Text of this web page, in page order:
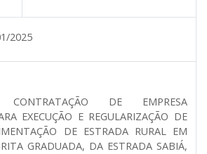
2025
DE EMPRESA
EXECUÇÃO E REGULARIZAÇÃO DE
DE ESTRADA RURAL EM
GRADUADA, DA ESTRADA SABIÁ,